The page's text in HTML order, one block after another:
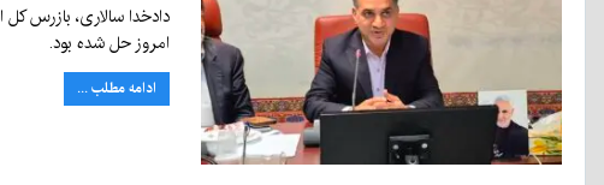
دادخدا سالاری، بازرس
امروز حل شده بود.
ادامه مطلب ...